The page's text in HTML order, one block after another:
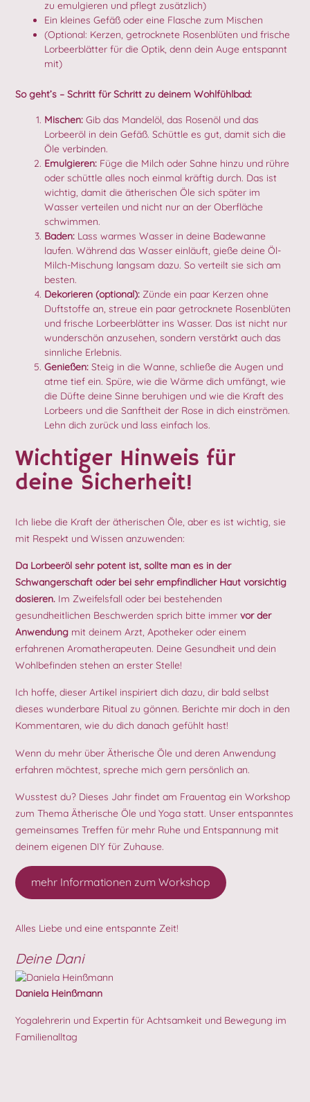
zu emulgieren und pflegt zusätzlich)
Ein kleines Gefäß oder eine Flasche zum Mischen
(Optional: Kerzen, getrocknete Rosenblüten und frische
Lorbeerblätter für die Optik, denn dein Auge entspannt
mit)
So geht’s – Schritt für Schritt zu deinem Wohlfühlbad:
Mischen: Gib das Mandelöl, das Rosenöl und das
Lorbeeröl in dein Gefäß. Schüttle es gut, damit sich die
Öle verbinden.
Emulgieren: Füge die Milch oder Sahne hinzu und rühre
oder schüttle alles noch einmal kräftig durch. Das ist
wichtig, damit die ätherischen Öle sich später im
Wasser verteilen und nicht nur an der Oberfläche
schwimmen.
Baden: Lass warmes Wasser in deine Badewanne
laufen. Während das Wasser einläuft, gieße deine Öl-
Milch-Mischung langsam dazu. So verteilt sie sich am
besten.
Dekorieren (optional): Zünde ein paar Kerzen ohne
Duftstoffe an, streue ein paar getrocknete Rosenblüten
und frische Lorbeerblätter ins Wasser. Das ist nicht nur
wunderschön anzusehen, sondern verstärkt auch das
sinnliche Erlebnis.
Genießen: Steig in die Wanne, schließe die Augen und
atme tief ein. Spüre, wie die Wärme dich umfängt, wie
die Düfte deine Sinne beruhigen und wie die Kraft des
Lorbeers und die Sanftheit der Rose in dich einströmen.
Lehn dich zurück und lass einfach los.
Wichtiger Hinweis für
deine Sicherheit!
Ich liebe die Kraft der ätherischen Öle, aber es ist wichtig, sie
mit Respekt und Wissen anzuwenden:
Da Lorbeeröl sehr potent ist, sollte man es in der
Schwangerschaft oder bei sehr empfindlicher Haut vorsichtig
dosieren. Im Zweifelsfall oder bei bestehenden
gesundheitlichen Beschwerden sprich bitte immer vor der
Anwendung mit deinem Arzt, Apotheker oder einem
erfahrenen Aromatherapeuten. Deine Gesundheit und dein
Wohlbefinden stehen an erster Stelle!
Ich hoffe, dieser Artikel inspiriert dich dazu, dir bald selbst
dieses wunderbare Ritual zu gönnen. Berichte mir doch in den
Kommentaren, wie du dich danach gefühlt hast!
Wenn du mehr über Ätherische Öle und deren Anwendung
erfahren möchtest, spreche mich gern persönlich an.
Wusstest du? Dieses Jahr findet am Frauentag ein Workshop
zum Thema Ätherische Öle und Yoga statt. Unser entspanntes
gemeinsames Treffen für mehr Ruhe und Entspannung mit
deinem eigenen DIY für Zuhause.
mehr Informationen zum Workshop
Alles Liebe und eine entspannte Zeit!
Deine Dani
Daniela Heinßmann
Yogalehrerin und Expertin für Achtsamkeit und Bewegung im
Familienalltag